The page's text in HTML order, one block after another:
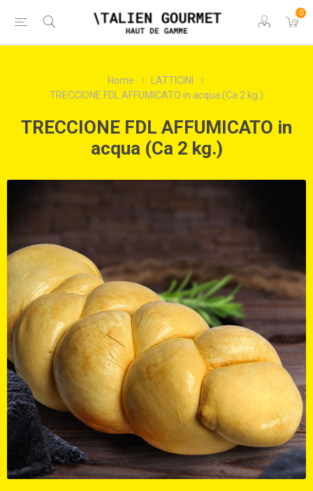
0
Home
LATTICINI
TRECCIONE FDL AFFUMICATO in acqua (Ca 2 kg.)
TRECCIONE FDL AFFUMICATO in
acqua (Ca 2 kg.)